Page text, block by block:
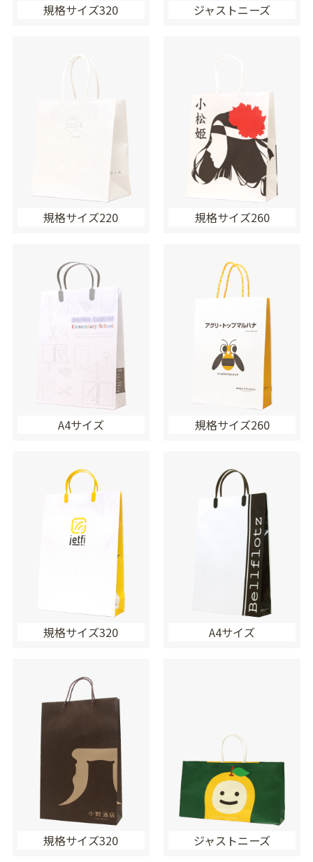
規格サイズ320 ジャストニーズ
規格サイズ220 規格サイズ260
A4サイズ 規格サイズ260
規格サイズ320 A4サイズ
規格サイズ320 ジャストニーズ